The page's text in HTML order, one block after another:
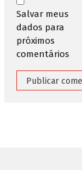
Salvar meus
dados para
próximos
comentários